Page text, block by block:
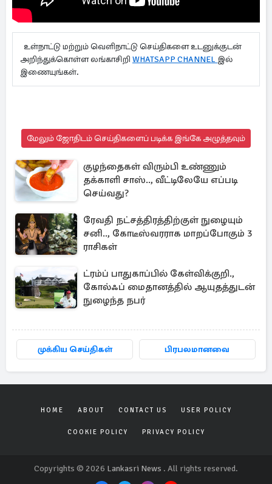
உள்நாட்டு மற்றும் வெளிநாட்டு செய்திகளை உடனுக்குடன்
அறிந்துக்கொள்ள லங்காசிறி WHATSAPP CHANNEL இல்
இணையுங்கள்.
மேலும் ஜோதிடம் செய்திகளைப் படிக்க இங்கே அழுத்தவும்
குழந்தைகள் விரும்பி உண்ணும்
தக்காளி சாஸ்.., வீட்டிலேயே எப்படி
செய்வது?
ரேவதி நட்சத்திரத்திற்குள் நுழையும்
சனி.., கோடீஸ்வரராக மாறப்போகும் 3
ராசிகள்
ட்ரம்ப் பாதுகாப்பில் கேள்விக்குறி.,
கோல்ஃப் மைதானத்தில் ஆயுதத்துடன்
நுழைந்த நபர்
முக்கிய செய்திகள் பிரபலமானவை
HOME ABOUT CONTACT US USER POLICY
COOKIE POLICY PRIVACY POLICY
Copyrights © 2026 Lankasri News . All rights reserved.